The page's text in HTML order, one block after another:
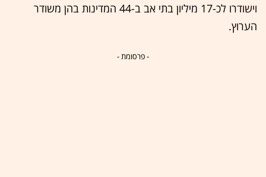
וישודרו לכ-17 מיליון בתי אב ב-44 המדינות בהן משודר
הערוץ.
- פרסומת -